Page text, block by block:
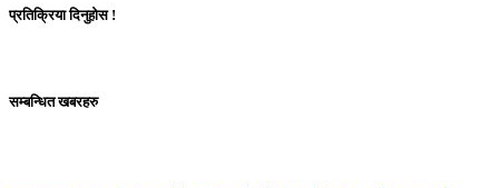
प्रतिक्रिया दिनुहोस !
सम्बन्धित खबरहरु